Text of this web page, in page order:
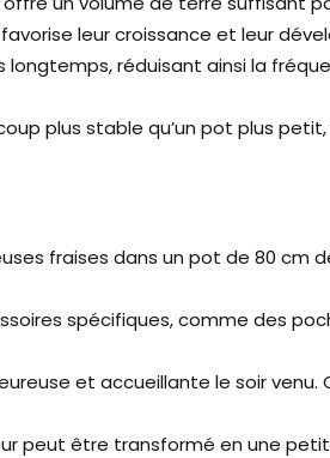
leur croissance et leur
réduisant ainsi la
plus stable qu’un pot plus
fraises dans un pot de 80 cm
spécifiques, comme des
et accueillante le soir
peut être transformé en une